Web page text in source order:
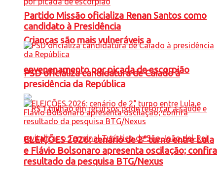
Crianças são mais vulneráveis a
envenenamento por picada de escorpião
Partido Missão oficializa Renan Santos como
candidato à Presidência
PSD oficializa candidatura de Caiado à
presidência da República
ELEIÇÕES 2026: cenário de 2° turno entre Lula
e Flávio Bolsonaro apresenta oscilação; confira
resultado da pesquisa BTG/Nexus